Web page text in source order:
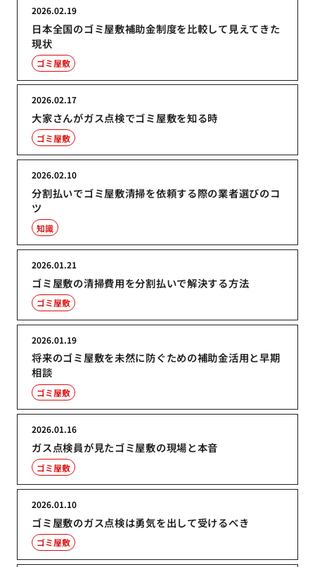
日本全国のゴミ屋敷補助金制度を比較して見えてきた
現状
2026.02.19
ゴミ屋敷
大家さんがガス点検でゴミ屋敷を知る時
2026.02.17
ゴミ屋敷
分割払いでゴミ屋敷清掃を依頼する際の業者選びのコ
ツ
2026.02.10
知識
ゴミ屋敷の清掃費用を分割払いで解決する方法
2026.01.21
ゴミ屋敷
将来のゴミ屋敷を未然に防ぐための補助金活用と早期
相談
2026.01.19
ゴミ屋敷
ガス点検員が見たゴミ屋敷の現場と本音
2026.01.16
ゴミ屋敷
ゴミ屋敷のガス点検は勇気を出して受けるべき
2026.01.10
ゴミ屋敷